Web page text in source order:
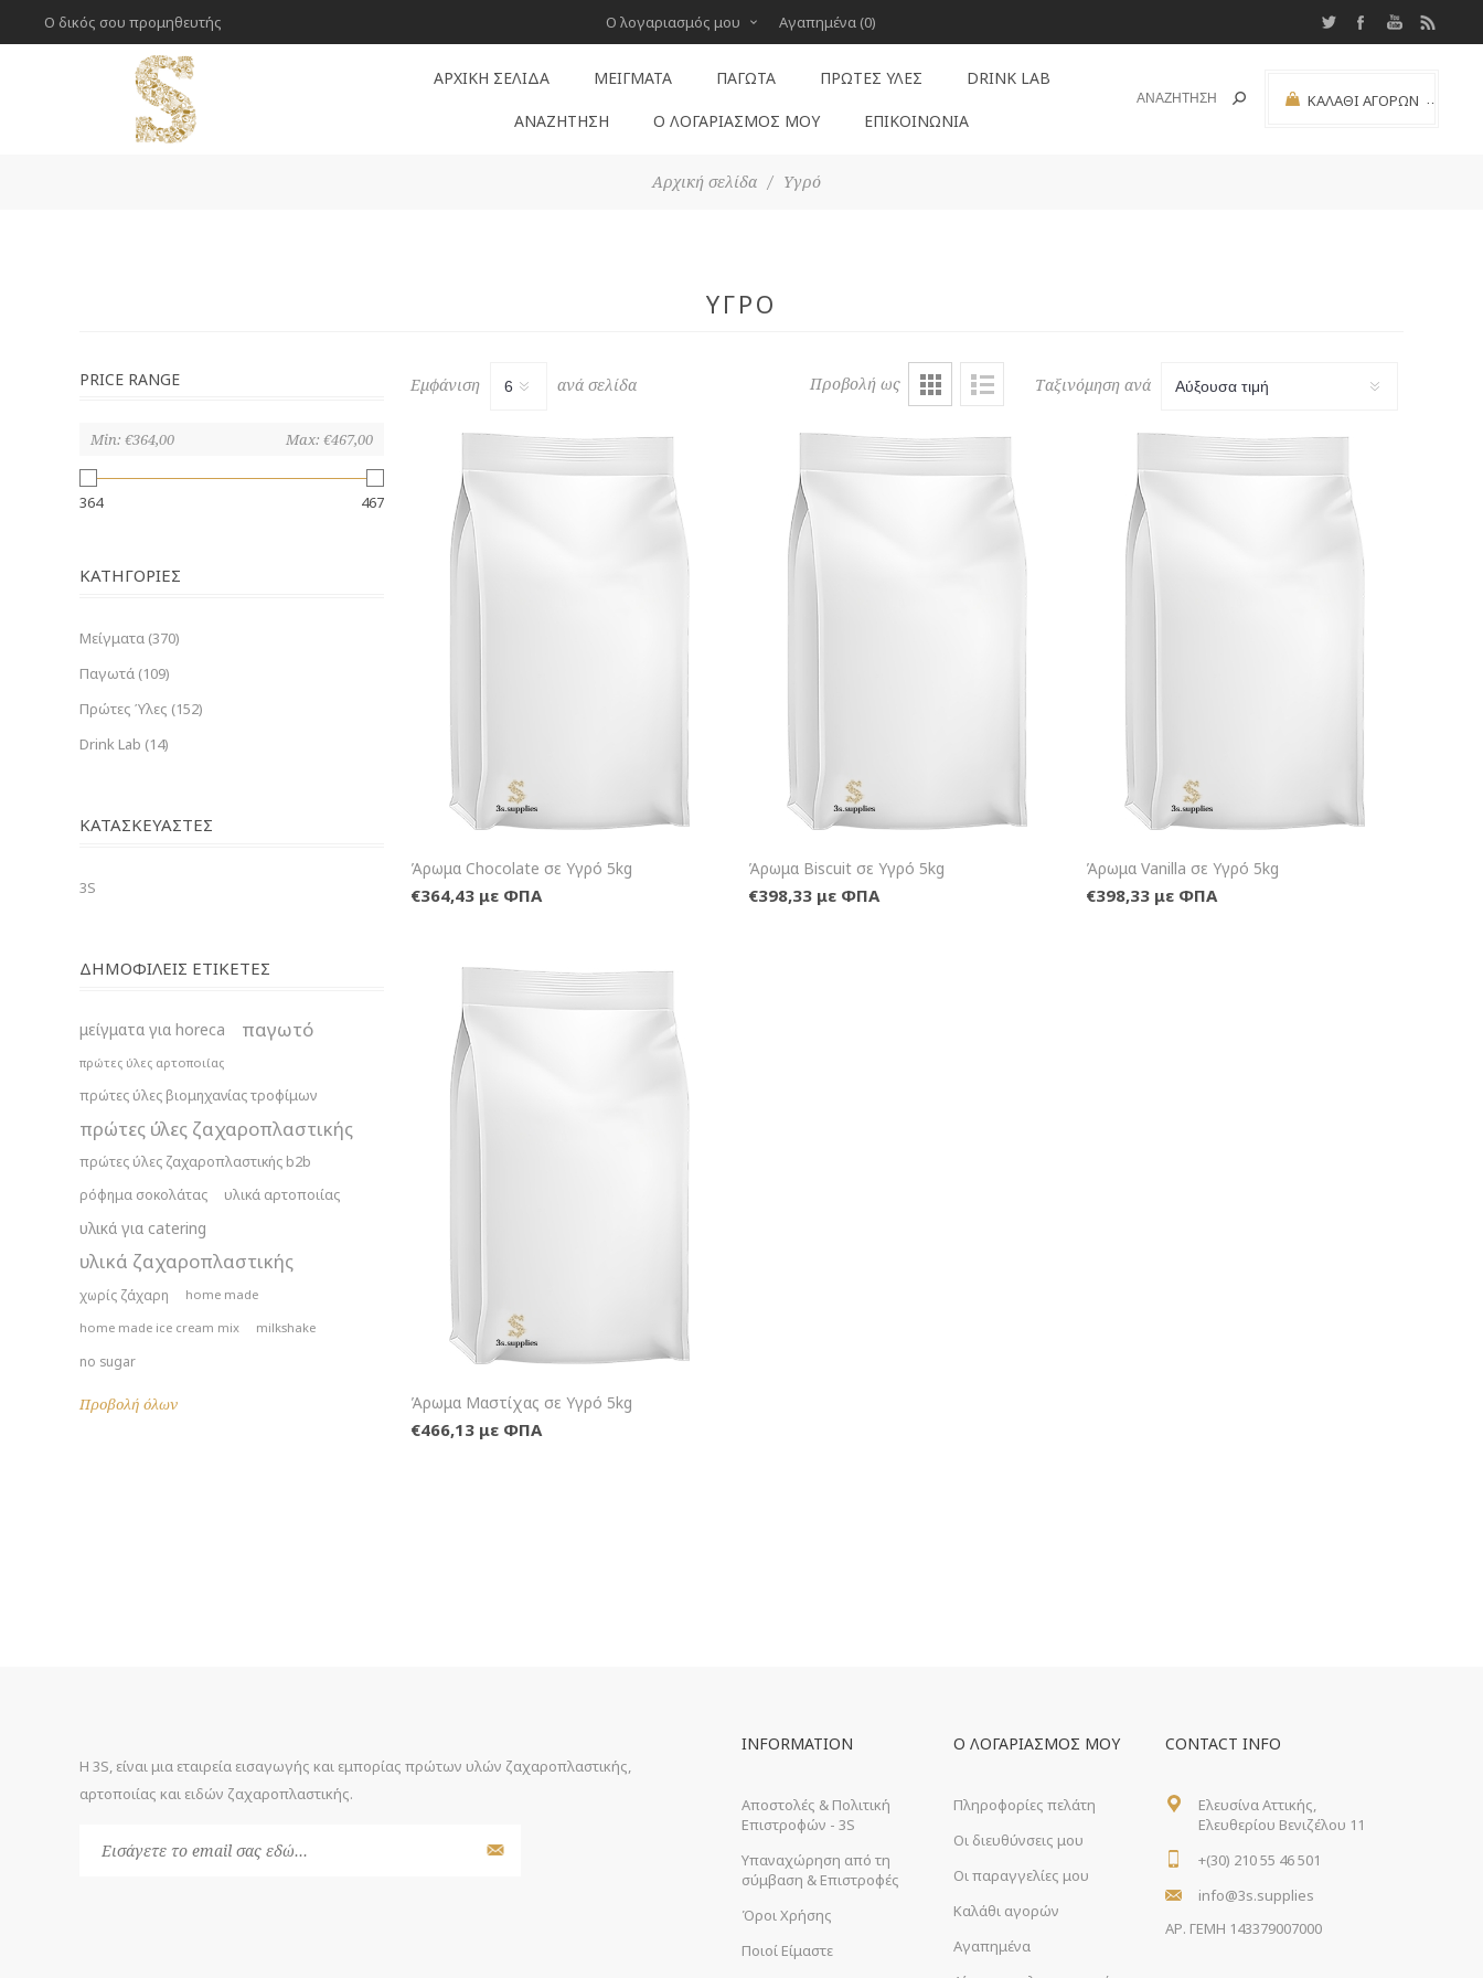
Ο δικός σου προμηθευτής Ο λογαριασμός μου Αγαπημένα (0)
ΚΑΛΆΘΙ ΑΓΟΡΏΝ (0)
ΑΡΧΙΚΉ ΣΕΛΊΔΑ ΜΕΊΓΜΑΤΑ ΠΑΓΩΤΆ ΠΡΏΤΕΣ ΎΛΕΣ DRINK LAB
ΑΝΑΖΉΤΗΣΗ Ο ΛΟΓΑΡΙΑΣΜΌΣ ΜΟΥ ΕΠΙΚΟΙΝΩΝΊΑ
Αρχική σελίδα / Υγρό
ΥΓΡΌ
Προβολή ως Ταξινόμηση ανά
Εμφάνιση ανά σελίδα
+Καλάθι
Άρωμα Chocolate σε Υγρό 5kg
€364,43 με ΦΠΑ
Άρωμα Biscuit σε Υγρό 5kg
€398,33 με ΦΠΑ
Άρωμα Vanilla σε Υγρό 5kg
€398,33 με ΦΠΑ
+Καλάθι
Άρωμα Μαστίχας σε Υγρό 5kg
€466,13 με ΦΠΑ
PRICE RANGE
Min: €364,00 Max: €467,00
364 467
ΚΑΤΗΓΟΡΊΕΣ
Μείγματα (370)
Παγωτά (109)
Πρώτες Ύλες (152)
Drink Lab (14)
ΚΑΤΑΣΚΕΥΑΣΤΈΣ
3S
ΔΗΜΟΦΙΛΕΙΣ ΕΤΙΚΕΤΕΣ
μείγματα για horeca παγωτό
πρώτες ύλες αρτοποιίας
πρώτες ύλες βιομηχανίας τροφίμων
πρώτες ύλες ζαχαροπλαστικής
πρώτες ύλες ζαχαροπλαστικής b2b
ρόφημα σοκολάτας
υλικά αρτοποιίας
υλικά για catering
υλικά ζαχαροπλαστικής
χωρίς ζάχαρη
home made
home made ice cream mix
milkshake
no sugar
Προβολή όλων
Η 3S, είναι μια εταιρεία εισαγωγής και εμπορίας πρώτων υλών ζαχαροπλαστικής,
αρτοποιίας και ειδών ζαχαροπλαστικής.
INFORMATION
Αποστολές & Πολιτική
Επιστροφών - 3S
Υπαναχώρηση από τη
σύμβαση & Επιστροφές
Όροι Χρήσης
Ποιοί Είμαστε
Ο ΛΟΓΑΡΙΑΣΜΌΣ ΜΟΥ
Πληροφορίες πελάτη
Οι διευθύνσεις μου
Οι παραγγελίες μου
Καλάθι αγορών
Αγαπημένα
CONTACT INFO
Ελευσίνα Αττικής,
Ελευθερίου Βενιζέλου 11
+(30) 210 55 46 501
info@3s.supplies
ΑΡ. ΓΕΜΗ 143379007000